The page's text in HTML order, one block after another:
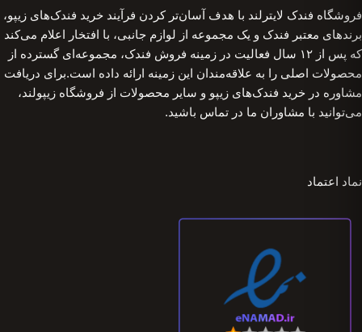
فروشگاه فندک لایترلند با هدف آسان‌تر کردن فرآیند خرید فندک‌های زیپو،
برندهای معتبر فندک و یک مجموعه از لوازم جانبی، با افتخار اعلام می‌کند
که پس از ۱۲ سال فعالیت در زمینه فروش فندک، مجموعه‌ای گسترده از
محصولات اصلی را به علاقه‌مندان این زمینه ارائه داده است.برای دریافت
مشاوره در خرید فندک‌های زیپو و سایر محصولات از فروشگاه زیپولند،
می‌توانید با مشاوران ما در تماس باشید.
نماد اعتماد